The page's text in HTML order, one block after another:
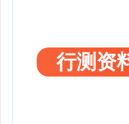
行测资